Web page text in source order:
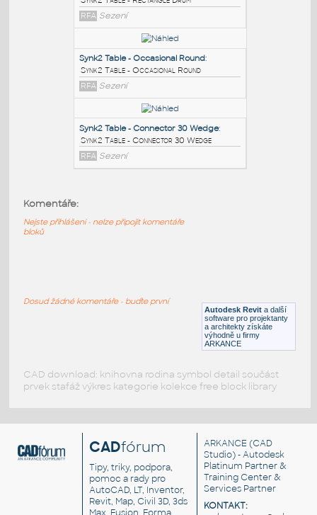
Synk2 Table - Round Drum
Synk2 Table - Round Drum
RFA Sezení
Synk2 Table - Rectangle Drum:
Synk2 Table - Rectangle Drum
RFA
Sezení
Synk2 Table - Occasional Round
Synk2 Table - Connector 30 Wedge
Autodesk Revit a další
software pro projektanty
a architekty získáte
výhodně u firmy
ARKANCE
Komentáře:
Nejste přihlášeni - nelze připojit komentáře
bloků
Dosud žádné komentáře - buďte první
CAD download: knihovna rodina symbol detail součást
prvek stafáž výkres kategorie kolekce free block library
CADfórum
Tipy, triky, podpora,
pomoc a rady pro
AutoCAD, LT, Inventor,
Revit, Map, Civil 3D, 3ds
ARKANCE (CAD
Studio) - Autodesk
Platinum Partner &
Training Center &
Services Partner
KONTAKT: